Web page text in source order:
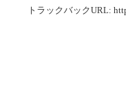
トラックバックURL: